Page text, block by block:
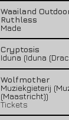
Waailand
Ruthless
Made
Cryptosis
Iduna (Iduna
Wolfmother
Muziekgieterij
(Maastricht))
Tickets